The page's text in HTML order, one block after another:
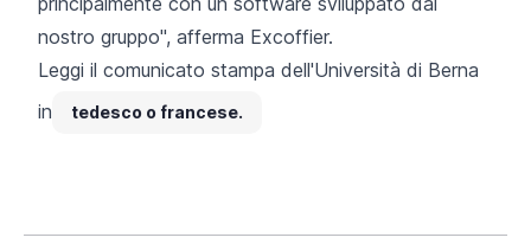
nostro gruppo", afferma Excoffier.
Leggi il comunicato stampa dell'Università di Berna
in
tedesco o francese.